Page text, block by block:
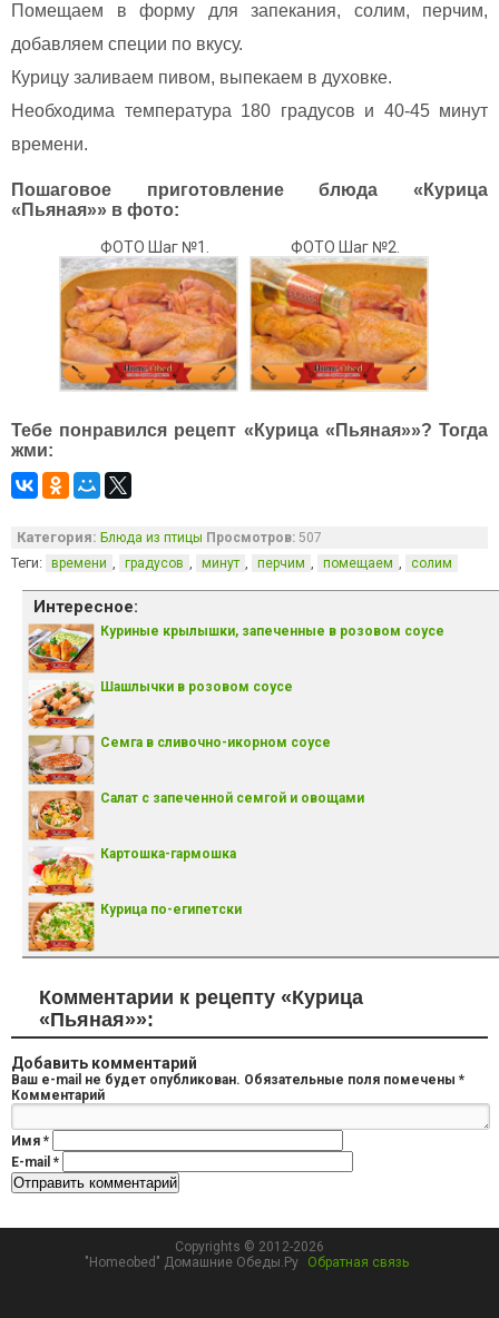
Помещаем в форму для запекания, солим, перчим,
добавляем специи по вкусу.
Курицу заливаем пивом, выпекаем в духовке.
Необходима температура 180 градусов и 40-45 минут
времени.
Пошаговое приготовление блюда «Курица
«Пьяная»» в фото:
ФОТО Шаг №1. ФОТО Шаг №2.
Тебе понравился рецепт «Курица «Пьяная»»? Тогда
жми:
Категория: Блюда из птицы Просмотров: 507
Теги: времени градусов минут перчим помещаем солим
Интересное:
Куриные крылышки, запеченные в розовом соусе
Шашлычки в розовом соусе
Семга в сливочно-икорном соусе
Салат с запеченной семгой и овощами
Картошка-гармошка
Курица по-египетски
Комментарии к рецепту «Курица
«Пьяная»»:
Добавить комментарий
Ваш e-mail не будет опубликован. Обязательные поля помечены *
Комментарий
Имя *
E-mail *
Copyrights © 2012-2026
"Homeobed" Домашние Обеды.Ру
Обратная связь